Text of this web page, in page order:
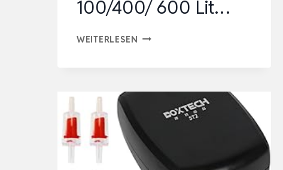
100/400/ 600 Lit…
WEITERLESEN AQUARIUM
LEISE,
2W/5W/8W
SAUERSTOFFPUMPE
AQUARIUM